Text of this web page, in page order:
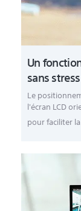
Un
sans stress
Le
l'écran LCD
pour faciliter